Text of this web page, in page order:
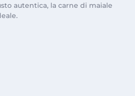
autentica, la carne di maiale